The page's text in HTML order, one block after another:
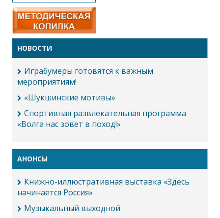
НОВОСТИ
Играбумеры готовятся к важным
мероприятиям!
«Шукшинские мотивы»
Спортивная развлекательная программа
«Волга нас зовет в поход!»
АНОНСЫ
Книжно-иллюстративная выставка «Здесь
начинается Россия»
Музыкальный выходной